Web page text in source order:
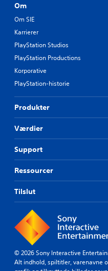
Om
Om SIE
Karrierer
PlayStation Studios
PlayStation Productions
Korporative
PlayStation-historie
Produkter
Værdier
Support
Ressourcer
Tilslut
© 2026 Sony Interactive
Alt indhold, spiltitler, varenavne